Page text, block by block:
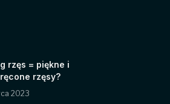
rzęs = piękne i
rzęsy?
2023